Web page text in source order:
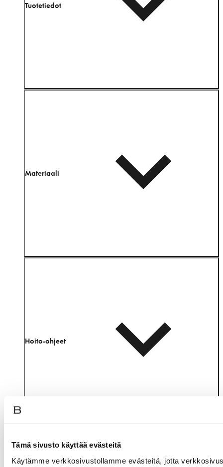
Tämä sivusto käyttää evästeitä
Käytämme verkkosivustollamme evästeitä, jotta
Tuotetiedot
Materiaali
Hoito-ohjeet
Samankaltaisia tuotteita